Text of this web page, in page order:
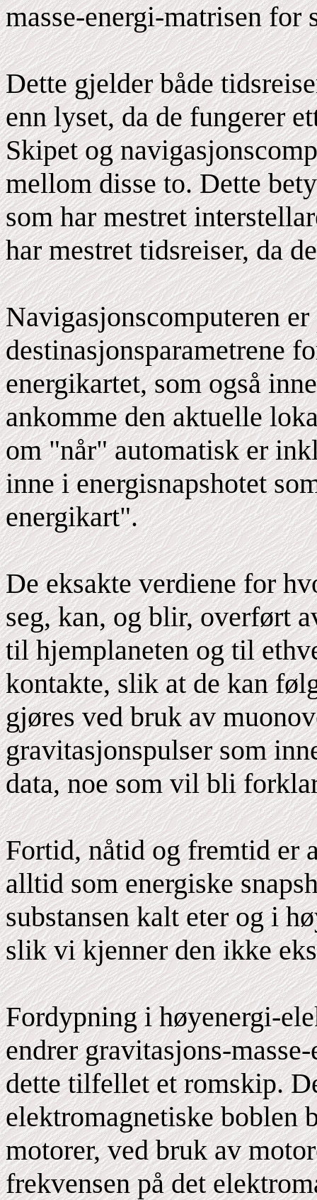
masse-energi-matrisen for
Dette gjelder både
enn lyset, da de fungerer
Skipet og
mellom disse to. Dette
som har mestret
har mestret tidsreiser, da
Navigasjonscomputeren
destinasjonsparametrene
energikartet, som også
ankomme den aktuelle
om "når" automatisk er
inne i energisnapshotet
energikart".
De eksakte verdiene for
seg, kan, og blir, overført
til hjemplaneten og til
kontakte, slik at de kan
gjøres ved bruk av
gravitasjonspulser som
data, noe som vil bli
Fortid, nåtid og fremtid er
alltid som energiske
substansen kalt eter og i
slik vi kjenner den ikke
Fordypning i høyenergi-
endrer gravitasjons-
dette tilfellet et romskip.
elektromagnetiske boblen
motorer, ved bruk av
frekvensen på det